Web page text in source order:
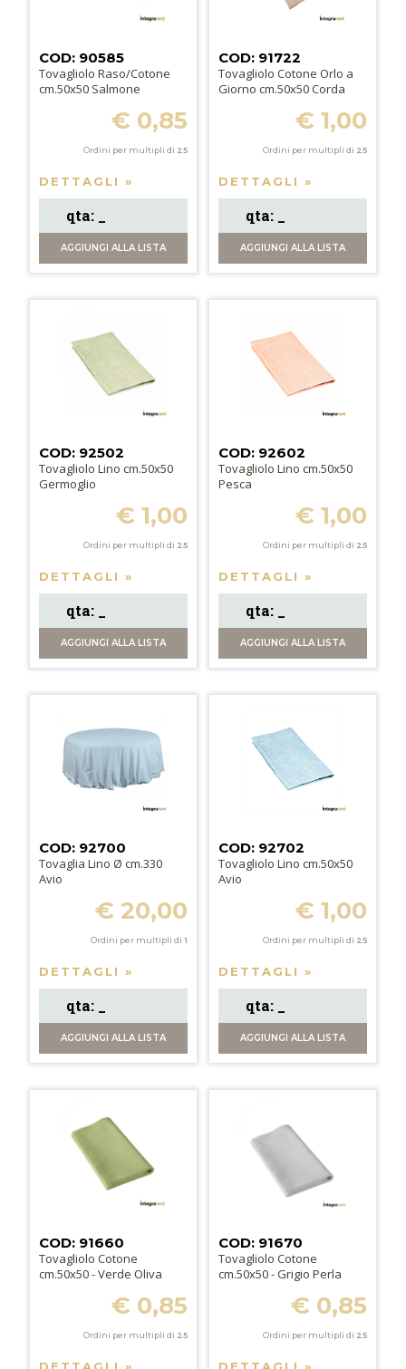
COD: 90585
Tovagliolo Raso/Cotone
cm.50x50 Salmone
€ 0,85
Ordini per multipli di 25
DETTAGLI »
AGGIUNGIALLA LISTA
COD: 91722
Tovagliolo Cotone Orlo a
Giorno cm.50x50 Corda
€ 1,00
Ordini per multipli di 25
DETTAGLI »
AGGIUNGI ALLA LISTA
COD: 92502
Tovagliolo Lino cm.50x50
Germoglio
€ 1,00
Ordini per multipli di 25
DETTAGLI »
AGGIUNGIALLA LISTA
COD: 92602
Tovagliolo Lino cm.50x50
Pesca
€ 1,00
Ordini per multipli di 25
DETTAGLI »
AGGIUNGI ALLA LISTA
COD: 92700
Tovaglia Lino Ø cm.330
Avio
€ 20,00
Ordini per multipli di 1
DETTAGLI »
AGGIUNGIALLA LISTA
COD: 92702
Tovagliolo Lino cm.50x50
Avio
€ 1,00
Ordini per multipli di 25
DETTAGLI »
AGGIUNGI ALLA LISTA
COD: 91660
Tovagliolo Cotone
cm.50x50 - Verde Oliva
€ 0,85
Ordini per multipli di 25
COD: 91670
Tovagliolo Cotone
cm.50x50 - Grigio Perla
€ 0,85
Ordini per multipli di 25